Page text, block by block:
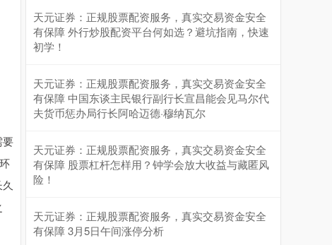
要
深证成指 14311.01 +200.89 +1.42%
沪深300 4694.44
天元证券：正规股票配资服务，真实交易资金安全
有保障 外行炒股配资平台何如选？避坑指南，快速
初学！
天元证券：正规股票配资服务，真实交易资金安全
有保障 中国东谈主民银行副行长宣昌能会见马尔代
夫货币惩办局行长阿哈迈德·穆纳瓦尔
天元证券：正规股票配资服务，真实交易资金安全
有保障 股票杠杆怎样用？钟学会放大收益与藏匿风
险！
天元证券：正规股票配资服务，真实交易资金安全
有保障 3月5日午间涨停分析